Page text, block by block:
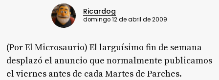
Ricardog
domingo 12 de abril de 2009
(Por El Microsaurio)El larguísimo fin de semana
desplazó el anuncio que normalmente publicamos
el viernes antes de cada Martes de Parches.